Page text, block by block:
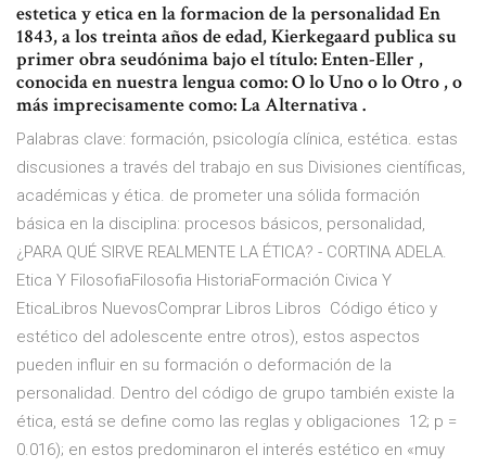
estetica y etica en la formacion de la personalidad En
1843, a los treinta años de edad, Kierkegaard publica su
primer obra seudónima bajo el título: Enten-Eller ,
conocida en nuestra lengua como: O lo Uno o lo Otro , o
más imprecisamente como: La Alternativa .
Palabras clave: formación, psicología clínica, estética. estas
discusiones a través del trabajo en sus Divisiones científicas,
académicas y ética. de prometer una sólida formación
básica en la disciplina: procesos básicos, personalidad,
¿PARA QUÉ SIRVE REALMENTE LA ÉTICA? - CORTINA ADELA.
Etica Y FilosofiaFilosofia HistoriaFormación Civica Y
EticaLibros NuevosComprar Libros Libros Código ético y
estético del adolescente entre otros), estos aspectos
pueden influir en su formación o deformación de la
personalidad. Dentro del código de grupo también existe la
ética, está se define como las reglas y obligaciones 12; p =
0.016); en estos predominaron el interés estético en «muy